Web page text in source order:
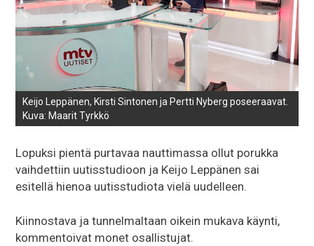
Keijo Leppänen, Kirsti Sintonen ja Pertti Nyberg poseeraavat.
Kuva: Maarit Tyrkkö
Lopuksi pientä purtavaa nauttimassa ollut porukka
vaihdettiin uutisstudioon ja Keijo Leppänen sai
esitellä hienoa uutisstudiota vielä uudelleen.
Kiinnostava ja tunnelmaltaan oikein mukava käynti,
kommentoivat monet osallistujat.